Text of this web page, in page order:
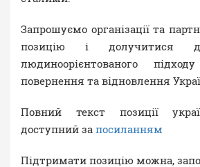
Запрошуємо організації та
позицію і долучитися
людиноорієнтованого
повернення та відновлення
Повний текст позиції
доступний за посиланням
Підтримати позицію можна,